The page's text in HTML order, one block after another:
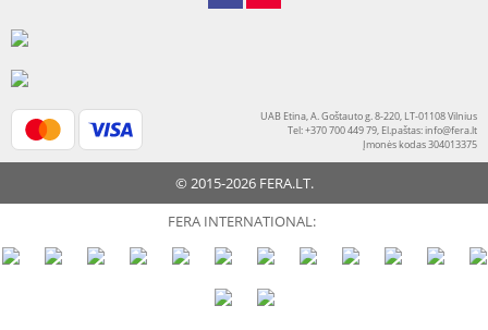
UAB Etina, A. Goštauto g. 8-220, LT-01108 Vilnius
Tel: +370 700 449 79, El.paštas:info@fera.lt
Įmonės kodas 304013375
© 2015-2026 FERA.LT.
FERA INTERNATIONAL: